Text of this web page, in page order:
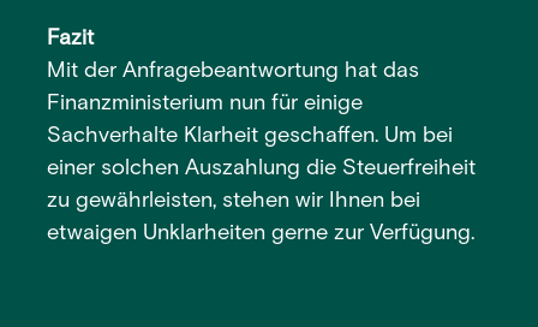
Fazit
Mit der Anfragebeantwortung hat das
Finanzministerium nun für einige
Sachverhalte Klarheit geschaffen. Um bei
einer solchen Auszahlung die Steuerfreiheit
zu gewährleisten, stehen wir Ihnen bei
etwaigen Unklarheiten gerne zur Verfügung.